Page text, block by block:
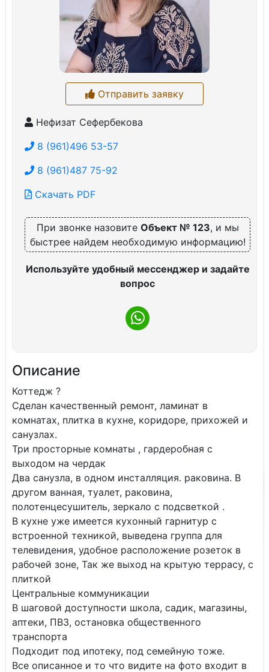
Отправить заявку
Нефизат Сефербекова
8 (961)496 53-57
8 (961)487 75-92
Скачать PDF
При звонке назовите Объект № 123, и мы
быстрее найдем необходимую информацию!
Используйте удобный мессенджер и задайте
вопрос
Описание
Коттедж ?
Сделан качественный ремонт, ламинат в
комнатах, плитка в кухне, коридоре, прихожей и
санузлах.
Три просторные комнаты , гардеробная с
выходом на чердак
Два санузла, в одном инсталляция. раковина. В
другом ванная, туалет, раковина,
полотенцесушитель, зеркало с подсветкой .
В кухне уже имеется кухонный гарнитур с
встроенной техникой, выведена группа для
телевидения, удобное расположение розеток в
рабочей зоне, Так же выход на крытую террасу, с
плиткой
Центральные коммуникации
В шаговой доступности школа, садик, магазины,
аптеки, ПВЗ, остановка общественного
транспорта
Подходит под ипотеку, под семейную тоже.
Все описанное и то что видите на фото входит в